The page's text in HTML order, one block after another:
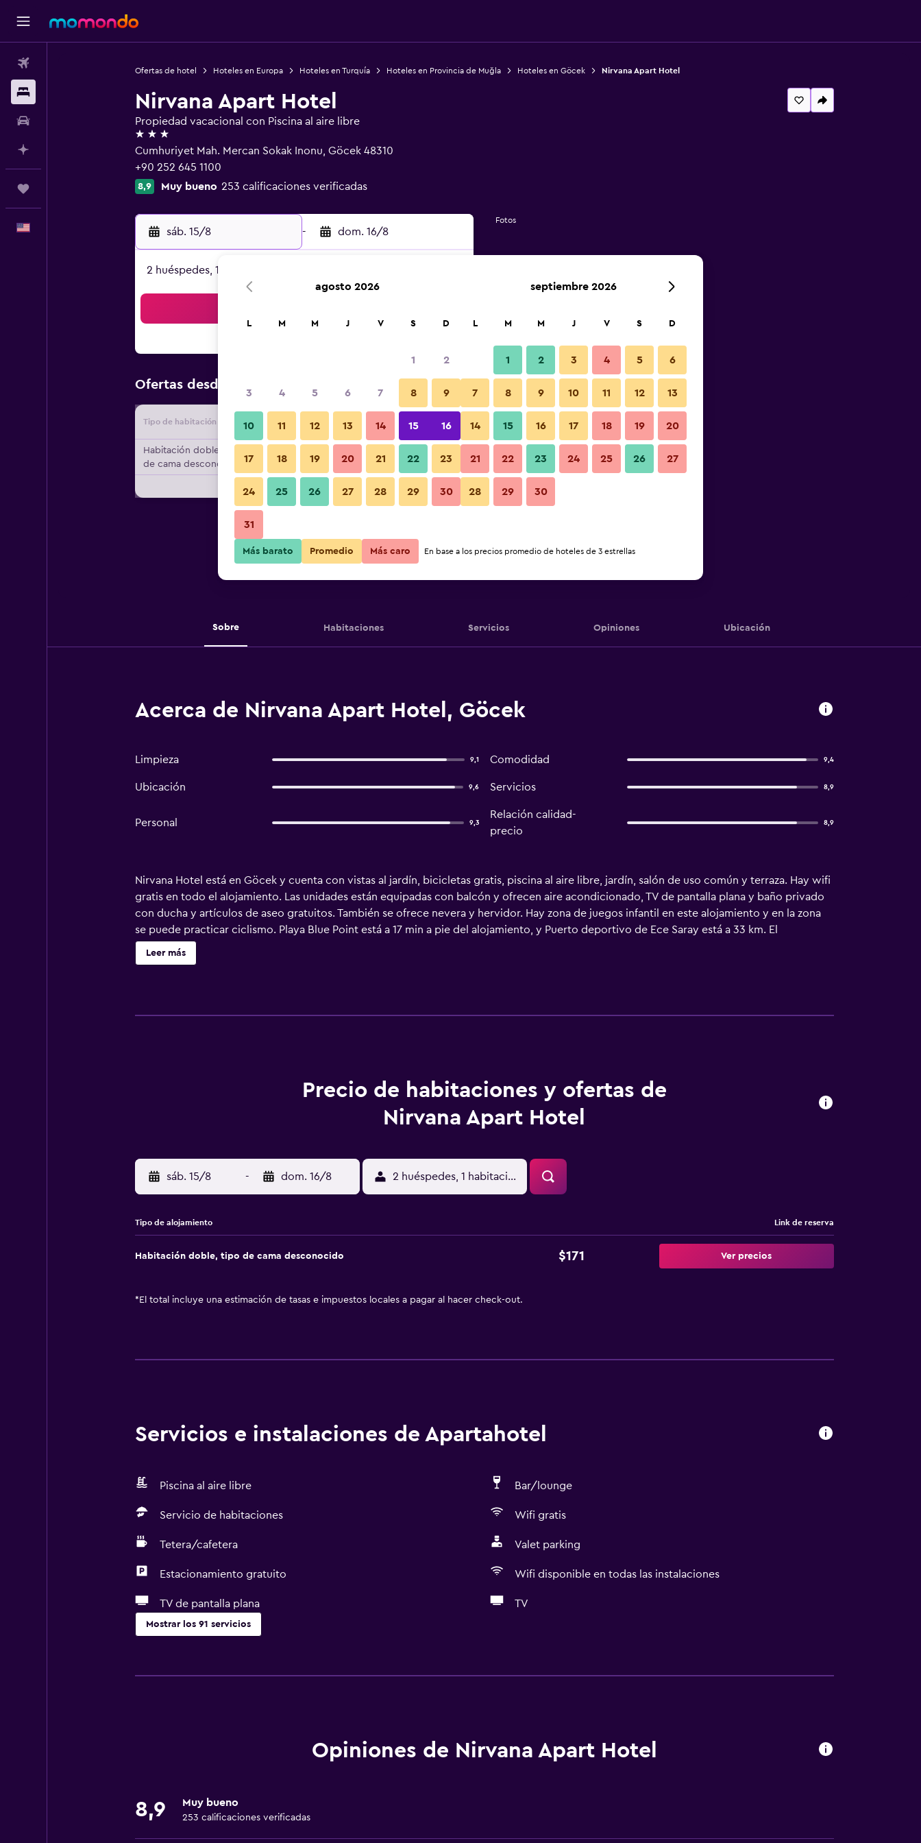
Ofertas de hotel Hoteles en Europa Hoteles en Turquía Hoteles en Provincia de Muğla Hoteles en Göcek Nirvana Apart Hotel
Nirvana Apart Hotel
Propiedad vacacional con Piscina al aire libre
3 estrellas
Cumhuriyet Mah. Mercan Sokak Inonu, Göcek 48310
+90 252 645 1100
8,9 Muy bueno 253 calificaciones verificadas
sáb. 15/8 - dom. 16/8
2 huéspedes, 1 habitación
Ofertas desde Oferta más barata de precio por noche
Tipo de habitación Proveedor Total noche
Habitación doble, tipo
de cama desconocido
$171 Ver oferta
Fotos
Sobre Habitaciones Servicios Opiniones Ubicación
Acerca de Nirvana Apart Hotel, Göcek
Limpieza 9,1 Comodidad 9,4
Ubicación 9,6 Servicios 8,9
Personal 9,3
Relación calidad-
precio
8,9
Nirvana Hotel está en Göcek y cuenta con vistas al jardín, bicicletas gratis, piscina al aire libre, jardín, salón de uso común y terraza. Hay wifi
gratis en todo el alojamiento. Las unidades están equipadas con balcón y ofrecen aire acondicionado, TV de pantalla plana y baño privado
con ducha y artículos de aseo gratuitos. También se ofrece nevera y hervidor. Hay zona de juegos infantil en este alojamiento y en la zona
se puede practicar ciclismo. Playa Blue Point está a 17 min a pie del alojamiento, y Puerto deportivo de Ece Saray está a 33 km. El
aeropuerto (Aeropuerto de Dalaman) está a 22 km, y el alojamiento ofrece servicio de traslado de pago para ir o volver del aeropuerto.
Leer más
Precio de habitaciones y ofertas de
Nirvana Apart Hotel
sáb. 15/8 - dom. 16/8 2 huéspedes, 1 habitación
Tipo de alojamiento Link de reserva
Habitación doble, tipo de cama desconocido $171 Ver precios
* El total incluye una estimación de tasas e impuestos locales a pagar al hacer check-out.
Servicios e instalaciones de Apartahotel
Piscina al aire libre Bar/lounge
Servicio de habitaciones Wifi gratis
Tetera/cafetera Valet parking
Estacionamiento gratuito Wifi disponible en todas las instalaciones
TV de pantalla plana TV
Mostrar los 91 servicios
Habitaciones familiares
Sofá
Wifi gratis
Ropa de cama
Opiniones de Nirvana Apart Hotel
8,9 Muy bueno
253 calificaciones verificadas
agosto 2026
L M M J V S D
1 2
3 4 5 6 7 8 9
10 11 12 13 14 15 16
17 18 19 20 21 22 23
24 25 26 27 28 29 30
31
septiembre 2026
L M M J V S D
1 2 3 4 5 6
7 8 9 10 11 12 13
14 15 16 17 18 19 20
21 22 23 24 25 26 27
28 29 30
Más barato Promedio Más caro En base a los precios promedio de hoteles de 3 estrellas